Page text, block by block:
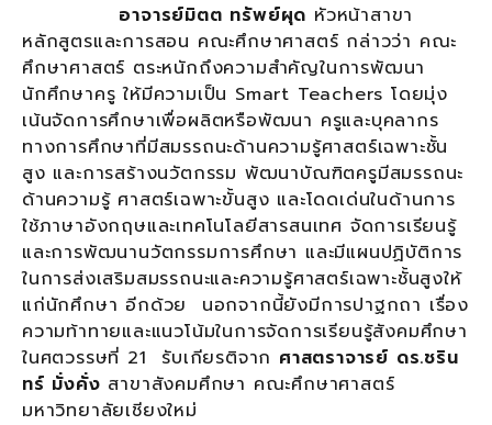
อาจารย์มิตต ทรัพย์ผุด หัวหน้าสาขา
หลักสูตรและการสอน คณะศึกษาศาสตร์ กล่าวว่า คณะ
ศึกษาศาสตร์ ตระหนักถึงความสำคัญในการพัฒนา
นักศึกษาครู ให้มีความเป็น Smart Teachers โดยมุ่ง
เน้นจัดการศึกษาเพื่อผลิตหรือพัฒนา ครูและบุคลากร
ทางการศึกษาที่มีสมรรถนะด้านความรู้ศาสตร์เฉพาะชั้น
สูง และการสร้างนวัตกรรม พัฒนาบัณฑิตครูมีสมรรถนะ
ด้านความรู้ ศาสตร์เฉพาะขั้นสูง และโดดเด่นในด้านการ
ใช้ภาษาอังกฤษและเทคโนโลยีสารสนเทศ จัดการเรียนรู้
และการพัฒนานวัตกรรมการศึกษา และมีแผนปฏิบัติการ
ในการส่งเสริมสมรรถนะและความรู้ศาสตร์เฉพาะชั้นสูงให้
แก่นักศึกษา อีกด้วย นอกจากนี้ยังมีการปาฐกถา เรื่อง
ความท้าทายและแนวโน้มในการจัดการเรียนรู้สังคมศึกษา
ในศตวรรษที่ 21 รับเกียรติจาก ศาสตราจารย์ ดร.ชริน
ทร์ มั่งคั่ง สาขาสังคมศึกษา คณะศึกษาศาสตร์
มหาวิทยาลัยเชียงใหม่